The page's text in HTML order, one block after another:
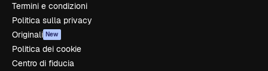
Termini e condizioni
Politica sulla privacy
Originali New
Politica dei cookie
Centro di fiducia